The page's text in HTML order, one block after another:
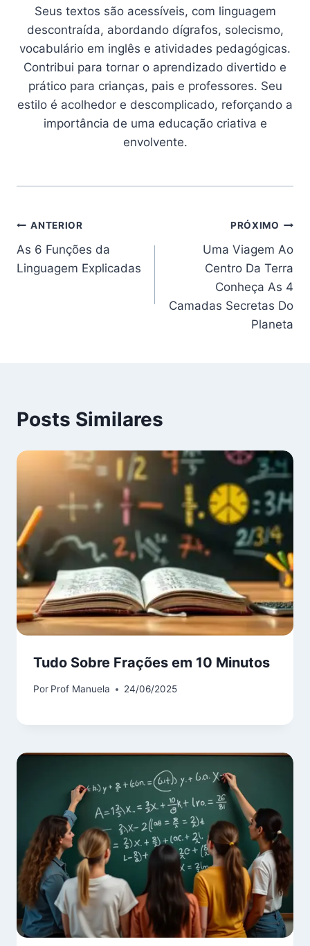
Seus textos são acessíveis, com linguagem
descontraída, abordando dígrafos, solecismo,
vocabulário em inglês e atividades pedagógicas.
Contribui para tornar o aprendizado divertido e
prático para crianças, pais e professores. Seu
estilo é acolhedor e descomplicado, reforçando a
importância de uma educação criativa e
envolvente.
Navegação
de
ANTERIOR
As 6 Funções da
Linguagem Explicadas
PRÓXIMO
Uma Viagem Ao
Centro Da Terra
Conheça As 4
Camadas Secretas Do
Planeta
Posts Similares
Tudo Sobre Frações em 10 Minutos
Por Prof Manuela 24/06/2025